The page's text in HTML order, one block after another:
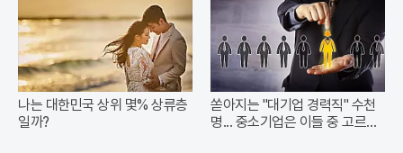
나는 대한민국 상위 몇% 상류층
일까?
쏟아지는 "대기업 경력직" 수천
명... 중소기업은 이들 중 고르면